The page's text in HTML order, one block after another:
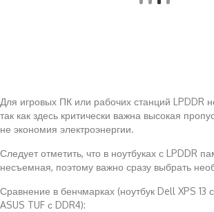
Для игровых ПК или рабочих станций LPDDR
так как здесь критически важна высокая
не экономия электроэнергии.
Следует отметить, что в ноутбуках с LPDDR
несъемная, поэтому важно сразу выбрать
Сравнение в бенчмарках (ноутбук Dell XPS 13
ASUS TUF с DDR4):